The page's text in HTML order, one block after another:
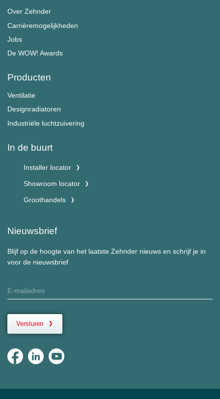
Over Zehnder
Carrièremogelijkheden
Jobs
De WOW! Awards
Producten
Ventilatie
Designradiatoren
Industriële luchtzuivering
In de buurt
Installer locator
Showroom locator
Groothandels
Nieuwsbrief
Blijf op de hoogte van het laatste Zehnder nieuws en schrijf je in
voor de nieuwsbrief
Versturen